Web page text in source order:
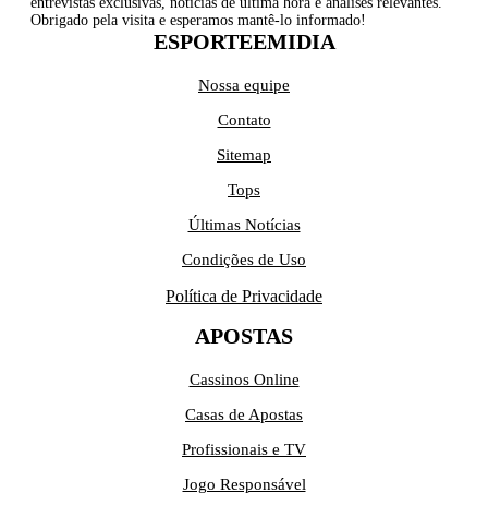
Obrigado pela visita e esperamos mantê-lo informado!
ESPORTEEMIDIA
Nossa equipe
Contato
Sitemap
Tops
Últimas Notícias
Condições de Uso
Política de Privacidade
APOSTAS
Cassinos Online
Casas de Apostas
Profissionais e TV
Jogo Responsável